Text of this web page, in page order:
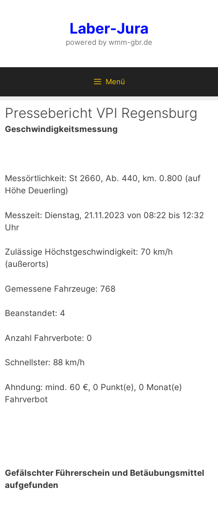
Laber-Jura
powered by wmm-gbr.de
Menü
Pressebericht VPI Regensburg
Geschwindigkeitsmessung
Messörtlichkeit: St 2660, Ab. 440, km. 0.800 (auf
Höhe Deuerling)
Messzeit: Dienstag, 21.11.2023 von 08:22 bis 12:32
Uhr
Zulässige Höchstgeschwindigkeit: 70 km/h
(außerorts)
Gemessene Fahrzeuge: 768
Beanstandet: 4
Anzahl Fahrverbote: 0
Schnellster: 88 km/h
Ahndung: mind. 60 €, 0 Punkt(e), 0 Monat(e)
Fahrverbot
Gefälschter Führerschein und Betäubungsmittel
aufgefunden